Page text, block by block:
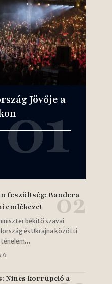
Jövője a
feszültség: Bandera
emlékezet
békítő szavai
és Ukrajna közötti
4
Nincs korrupció a